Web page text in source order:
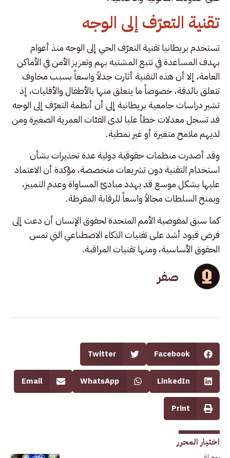
تقنية التعرّف إلى الوجه
تستخدم بريطانيا تقنية التعرّف الحي إلى الوجه منذ أعوام
بهدف المساعدة في تتبع المشتبه بهم وتعزيز الأمن في الأماكن
العامة، إلا أن هذه التقنية أثارت جدلاً واسعاً بسبب مخاوف
تتعلق بالدقة، خصوصاً ما يتعلق منها بالأطفال والأقليات، إذ
تشير دراسات جامعية بريطانية إلى أن أنظمة التعرّف إلى الوجه
قد تسجل معدلات خطأ عليا لدى الفئات العمرية الصغيرة ومن
لديهم ملامح متغيرة أو غير نمطية.
وقد أصدرت منظمات حقوقية دولية عدة تحذيرات بشأن
استخدام التقنية دون تشريعات متخصصة، مؤكدة أن الاعتماد
عليها بشكل موسع قد يهدد مبادئ المساواة وعدم التمييز،
ويمنح السلطات مجالاً واسعاً للرقابة المفرطة.
كما سبق لمفوضية الأمم المتحدة لحقوق الإنسان أن دعت إلى
فرض قيود أشد على تقنيات الذكاء الاصطناعي التي تمس
الحقوق الأساسية، ومنها تقنيات المراقبة.
صفر
Facebook
Twitter
LinkedIn
WhatsApp
Email
Print
اختيار المحرر